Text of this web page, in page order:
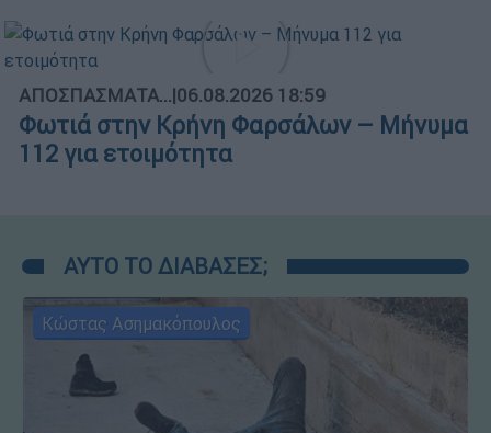
ΑΠΟΣΠΑΣΜΑΤΑ...|06.08.2026 18:59
Φωτιά στην Κρήνη Φαρσάλων – Μήνυμα
112 για ετοιμότητα
ΑΥΤΟ ΤΟ ΔΙΑΒΑΣΕΣ;
Κώστας Ασημακόπουλος